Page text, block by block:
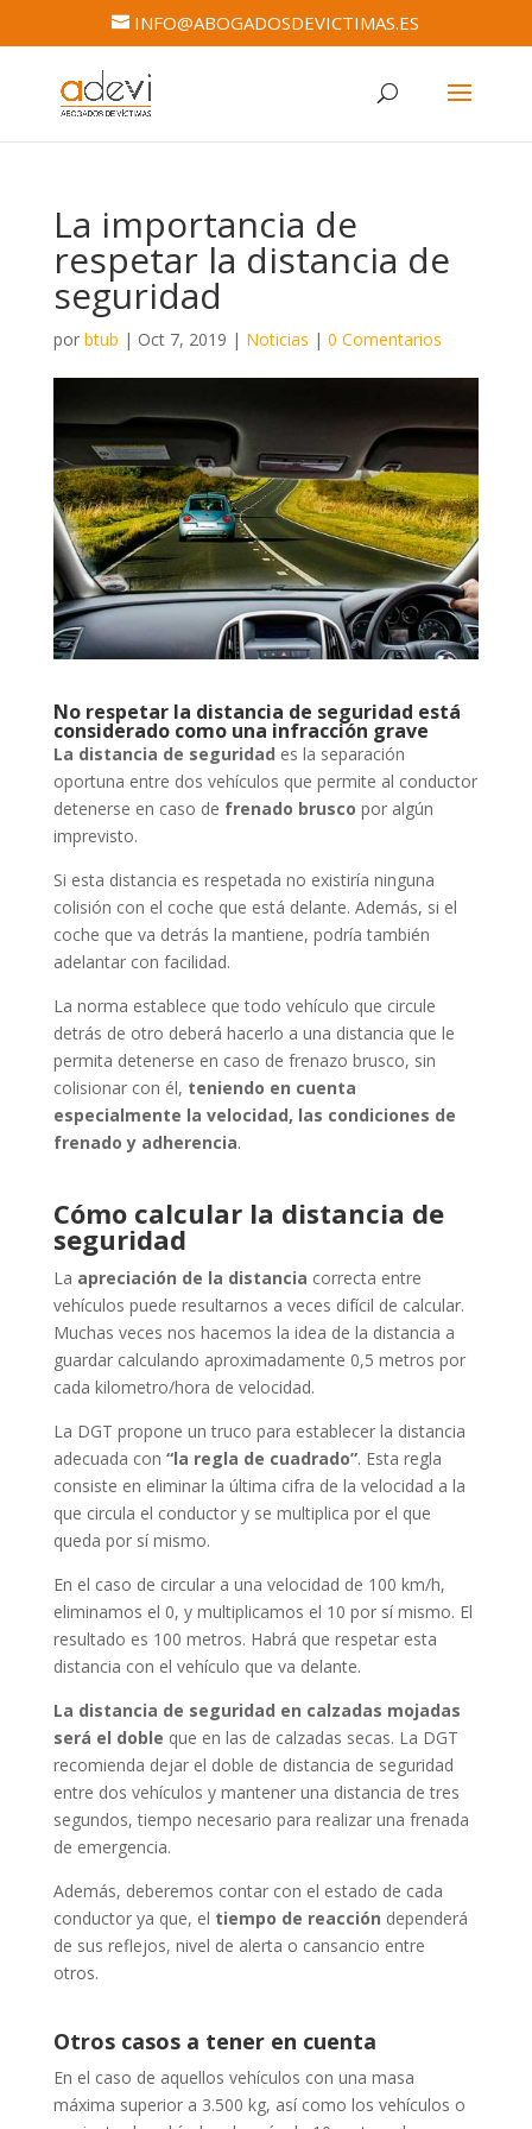
INFO@ABOGADOSDEVICTIMAS.ES
La importancia de
respetar la distancia de
seguridad
por btub | Oct 7, 2019 | Noticias | 0 Comentarios
No respetar la distancia de seguridad está
considerado como una infracción grave
La distancia de seguridad es la separación
oportuna entre dos vehículos que permite al conductor
detenerse en caso de frenado brusco por algún
imprevisto.
Si esta distancia es respetada no existiría ninguna
colisión con el coche que está delante. Además, si el
coche que va detrás la mantiene, podría también
adelantar con facilidad.
La norma establece que todo vehículo que circule
detrás de otro deberá hacerlo a una distancia que le
permita detenerse en caso de frenazo brusco, sin
colisionar con él, teniendo en cuenta
especialmente la velocidad, las condiciones de
frenado y adherencia.
Cómo calcular la distancia de
seguridad
La apreciación de la distancia correcta entre
vehículos puede resultarnos a veces difícil de calcular.
Muchas veces nos hacemos la idea de la distancia a
guardar calculando aproximadamente 0,5 metros por
cada kilometro/hora de velocidad.
La DGT propone un truco para establecer la distancia
adecuada con “la regla de cuadrado”. Esta regla
consiste en eliminar la última cifra de la velocidad a la
que circula el conductor y se multiplica por el que
queda por sí mismo.
En el caso de circular a una velocidad de 100 km/h,
eliminamos el 0, y multiplicamos el 10 por sí mismo. El
resultado es 100 metros. Habrá que respetar esta
distancia con el vehículo que va delante.
La distancia de seguridad en calzadas mojadas
será el doble que en las de calzadas secas. La DGT
recomienda dejar el doble de distancia de seguridad
entre dos vehículos y mantener una distancia de tres
segundos, tiempo necesario para realizar una frenada
de emergencia.
Además, deberemos contar con el estado de cada
conductor ya que, el tiempo de reacción dependerá
de sus reflejos, nivel de alerta o cansancio entre
otros.
Otros casos a tener en cuenta
En el caso de aquellos vehículos con una masa
máxima superior a 3.500 kg, así como los vehículos o